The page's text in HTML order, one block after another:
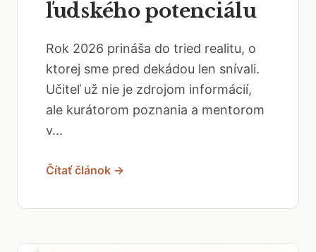
ľudského potenciálu
Rok 2026 prináša do tried realitu, o
ktorej sme pred dekádou len snívali.
Učiteľ už nie je zdrojom informácií,
ale kurátorom poznania a mentorom
v...
Čítať článok →